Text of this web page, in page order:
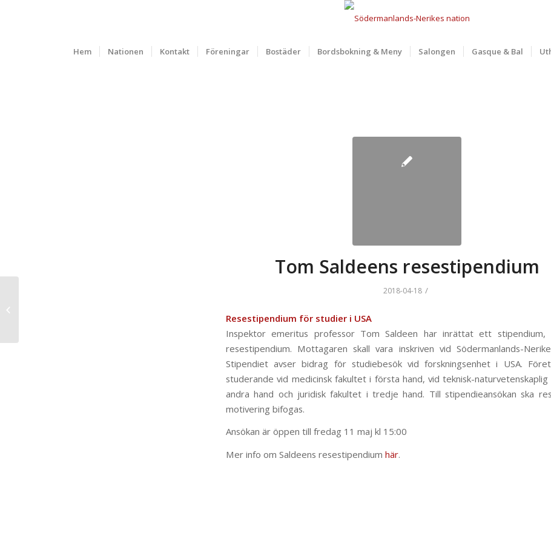
Hem Nationen Kontakt Föreningar Bostäder Bordsbokning & Meny Salongen Gasque & Bal
Tom Saldeens resestipendium
2018-04-18 /
Resestipendium för studier i USA
Inspektor emeritus professor Tom Saldeen har inrättat ett stipendium,
resestipendium. Mottagaren skall vara inskriven vid Södermanlands-
Stipendiet avser bidrag för studiebesök vid forskningsenhet i USA.
studerande vid medicinsk fakultet i första hand, vid teknisk-
andra hand och juridisk fakultet i tredje hand. Till stipendieansökan ska
motivering bifogas.
Ansökan är öppen till fredag 11 maj kl 15:00
Mer info om Saldeens resestipendium här.